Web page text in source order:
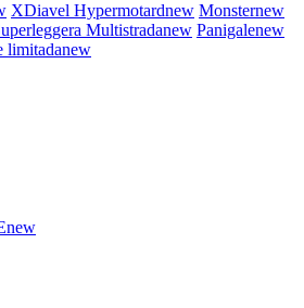
XDiavel Hypermotardnew Monsternew
Multistradanew Panigalenew
limitadanew
new